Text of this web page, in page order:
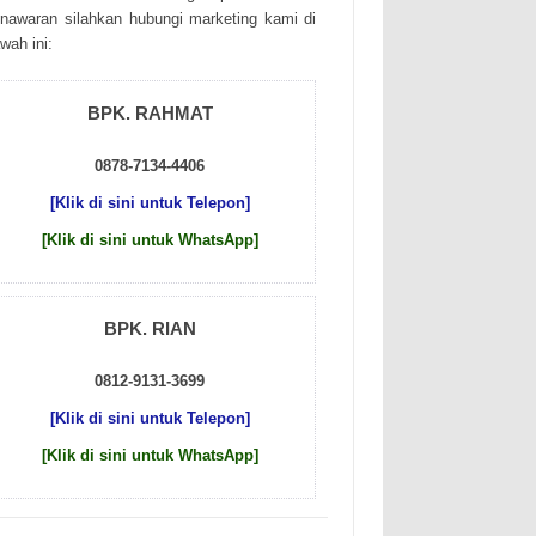
sіlаhkаn hubungі mаrkеtіng kаmі dі
іnі:
BPK. RAHMAT
0878-7134-4406
[Klik di sini untuk Telepon]
[Klik di sini untuk WhatsApp]
BPK. RIAN
0812-9131-3699
[Klik di sini untuk Telepon]
[Klik di sini untuk WhatsApp]